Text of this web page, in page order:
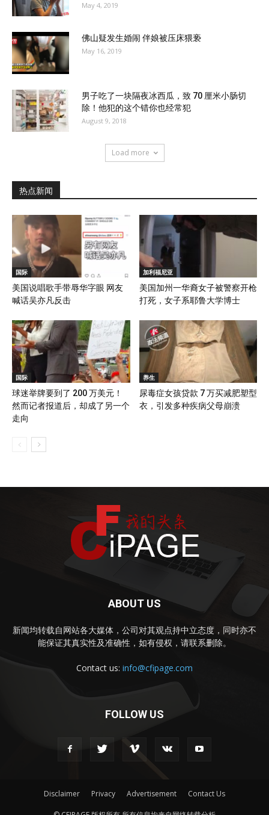
May 4, 2019
佛山疑发生婚闹 伴娘被压床猥亵
May 16, 2019
男子吃了一块隔夜冰西瓜，致 70 厘米小肠切
除！他犯的这个错你也经常犯
August 9, 2018
Load more
热点新闻
国际
美国说唱歌手带辱华字眼 网友
喊话吴亦凡反击
加利福尼亚
美国加州一华裔女子被警察开枪
打死，女子系耶鲁大学博士
国际
球迷举牌要到了 200 万美元！
然而记者报道后，却成了另一个
走向
养生
尿毒症女孩贷款 7 万买减肥塑型
衣，引发多种疾病父母崩溃
ABOUT US
新闻均转载自网站各大媒体，公司对其观点持中立态度，同时亦不
能保证其真实性及准确性，如有侵权，请联系删除。
Contact us: info@cfipage.com
FOLLOW US
Disclaimer Privacy Advertisement Contact Us